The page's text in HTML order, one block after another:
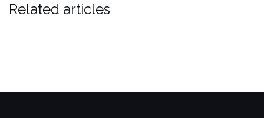
Related articles